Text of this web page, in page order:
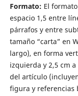
Formato: El
espacio 1,5 entre
párrafos y entre
tamaño “carta” en
largo), en forma
izquierda y 2,5 cm
del artículo
figura y referencias